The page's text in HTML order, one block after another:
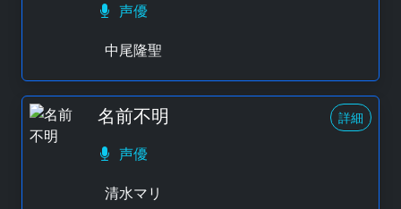
声優
中尾隆聖
名前不明 詳細
声優
清水マリ